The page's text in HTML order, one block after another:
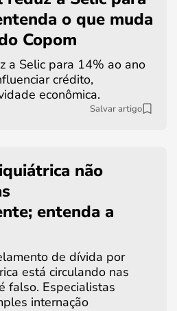
o que muda
Copom
a Selic para 14% ao ano
crédito,
econômica.
Salvar artigo
não
entenda a
de dívida por
está circulando nas
falso. Especialistas
internação